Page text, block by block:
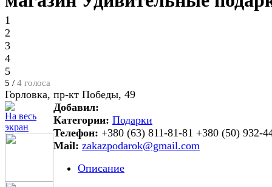
1
2
3
4
5
5 / 4 голоса
Горловка, пр-кт Победы, 49
На весь
экран
Добавил:
Категории: Подарки
Телефон: +380 (63) 811-81-81 +380 (50) 932-
Mail: zakazpodarok@gmail.com
Описание